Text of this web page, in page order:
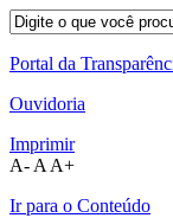
Portal da
Ouvidoria
Imprimir
A- A A+
Ir para o Conteúdo